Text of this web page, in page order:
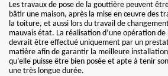
Les travaux de pose de la gouttière peuvent
bâtir une maison, après la mise en œuvre des
la toiture, et aussi lors du travail de
mauvais état. La réalisation d’une opération
devrait être effectué uniquement par un
matière afin de garantir la meilleure
qu’elle puisse être bien posée et apte à tenir
une très longue durée.